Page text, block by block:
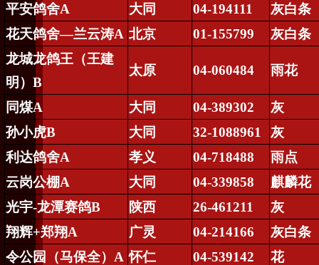
平安鸽舍A 大同 04-194111
灰白条
花天鸽舍—兰云涛A 北京 01-155799
灰白条
龙城龙鸽王（王建
明）B
太原 04-060484 雨花
同煤A 大同 04-389302
灰
孙小虎B 大同 32-1088961
灰
利达鸽舍A 孝义 04-718488
雨点
云岗公棚A 大同 04-339858
麒麟花
光宇-龙潭赛鸽B 陕西 26-461211
灰
翔辉+郑翔A 广灵 04-214166
灰白条
令公园（马保全） A 怀仁 04-539142
花